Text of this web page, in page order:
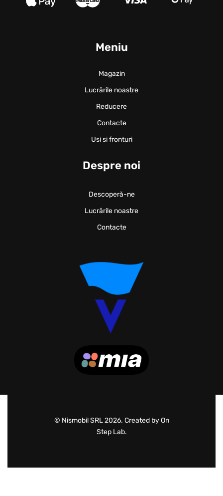
Meniu
Magazin
Lucrările noastre
Reducere
Contacte
Usi si fronturi
Despre noi
Descoperă-ne
Lucrările noastre
Contacte
© Nismobil SRL 2026. Created by On
Step Lab.